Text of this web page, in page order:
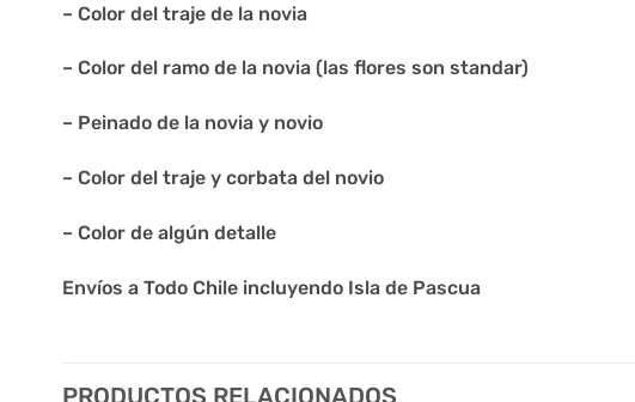
– Color del traje de la novia
– Color del ramo de la novia (las flores son standar)
– Peinado de la novia y novio
– Color del traje y corbata del novio
– Color de algún detalle
Envíos a Todo Chile incluyendo Isla de Pascua